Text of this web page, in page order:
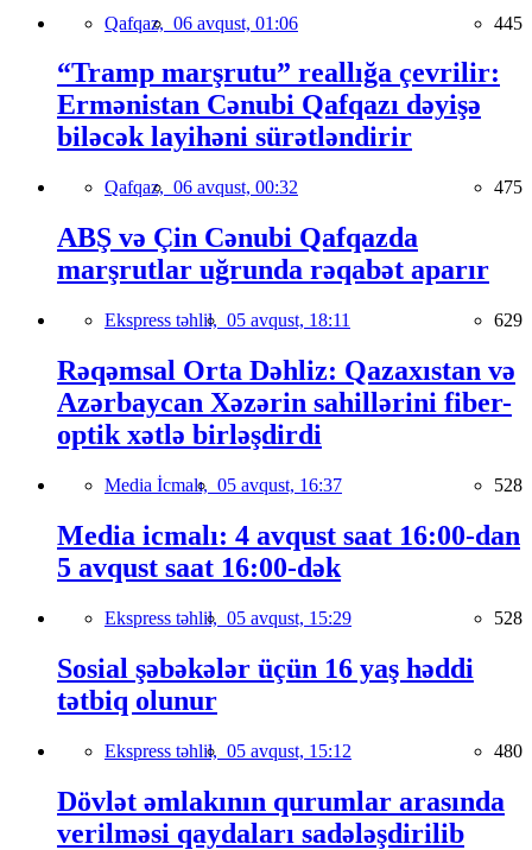
Qafqaz, 06 avqust, 01:06 445
“Tramp marşrutu” reallığa çevrilir:
Ermənistan Cənubi Qafqazı dəyişə
biləcək layihəni sürətləndirir
Qafqaz, 06 avqust, 00:32 475
ABŞ və Çin Cənubi Qafqazda
marşrutlar uğrunda rəqabət aparır
Ekspress təhlil, 05 avqust, 18:11 629
Rəqəmsal Orta Dəhliz: Qazaxıstan və
Azərbaycan Xəzərin sahillərini fiber-
optik xətlə birləşdirdi
Media İcmalı, 05 avqust, 16:37 528
Media icmalı: 4 avqust saat 16:00-dan
5 avqust saat 16:00-dək
Ekspress təhlil, 05 avqust, 15:29 528
Sosial şəbəkələr üçün 16 yaş həddi
tətbiq olunur
Ekspress təhlil, 05 avqust, 15:12 480
Dövlət əmlakının qurumlar arasında
verilməsi qaydaları sadələşdirilib